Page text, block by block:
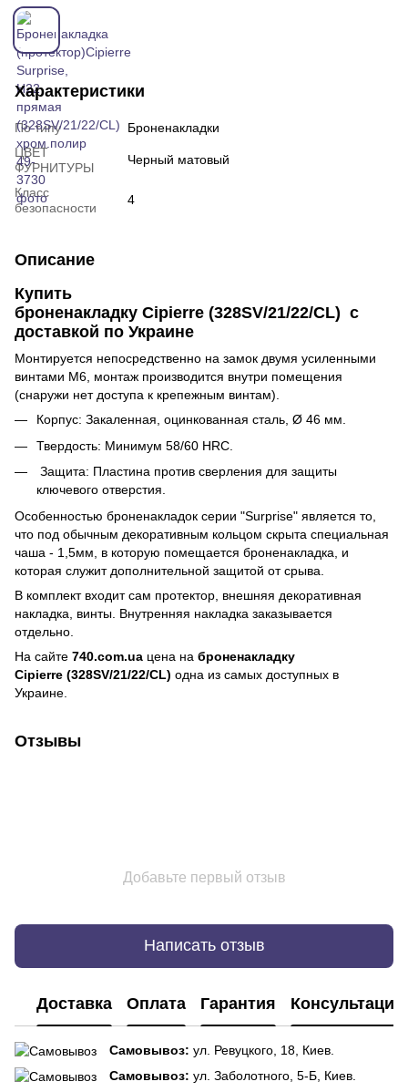
Характеристики
По типу
Броненакладки
ЦВЕТ
ФУРНИТУРЫ
Черный матовый
Класс
безопасности
4
Описание
Купить
броненакладку Cipierre (328SV/21/22/CL) с
доставкой по Украине
Монтируется непосредственно на замок двумя усиленными
винтами М6, монтаж производится внутри помещения
(снаружи нет доступа к крепежным винтам).
Корпус: Закаленная, оцинкованная сталь, Ø 46 мм.
Твердость: Минимум 58/60 HRC.
Защита: Пластина против сверления для защиты
ключевого отверстия.
Особенностью броненакладок серии "Surprise" является то,
что под обычным декоративным кольцом скрыта специальная
чаша - 1,5мм, в которую помещается броненакладка, и
которая служит дополнительной защитой от срыва.
В комплект входит сам протектор, внешняя декоративная
накладка, винты. Внутренняя накладка заказывается
отдельно.
На сайте 740.com.ua цена на броненакладку
Cipierre (328SV/21/22/CL) одна из самых доступных в
Украине.
Отзывы
Добавьте первый отзыв
Написать отзыв
Доставка Оплата Гарантия Консультация
Самовывоз: ул. Ревуцкого, 18, Киев.
Самовывоз: ул. Заболотного, 5-Б, Киев.